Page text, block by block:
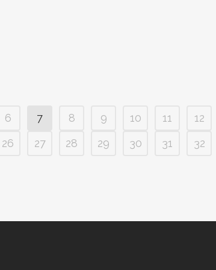
6 7 8 9 10 11 12
26 27 28 29 30 31 32